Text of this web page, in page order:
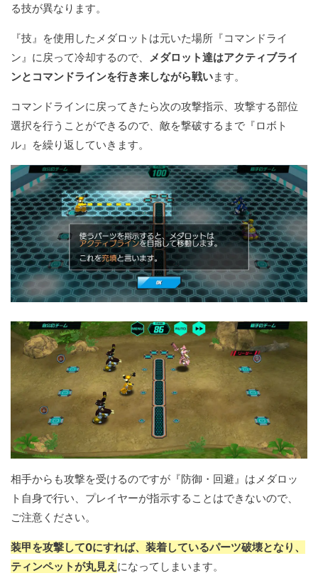
る技が異なります。
『技』を使用したメダロットは元いた場所『コマンドライ
ン』に戻って冷却するので、
メダロット達はアクティブライ
ンとコマンドラインを行き来しながら戦います。
コマンドラインに戻ってきたら次の攻撃指示、攻撃する部位
選択を行うことができるので、敵を撃破するまで『ロボト
ル』を繰り返していきます。
相手からも攻撃を受けるのですが『防御・回避』はメダロッ
ト自身で行い、プレイヤーが指示することはできないので、
ご注意ください。
装甲を攻撃して0にすれば、装着しているパーツ破壊となり、
ティンペットが丸見え になってしまいます。